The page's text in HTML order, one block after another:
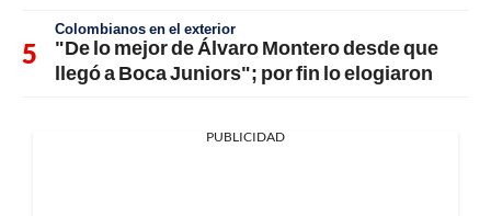
Colombianos en el exterior
"De lo mejor de Álvaro Montero desde que
llegó a Boca Juniors"; por fin lo elogiaron
PUBLICIDAD